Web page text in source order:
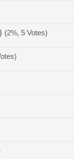
(2%, 5 Votes)